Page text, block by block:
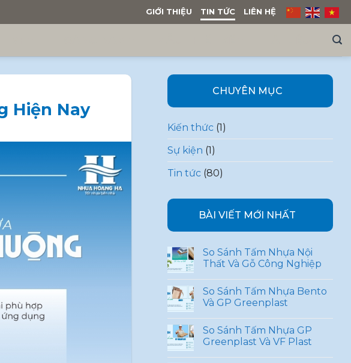
GIỚI THIỆU TIN TỨC LIÊN HỆ
Hiện Nay
CHUYÊN MỤC
Kiến thức (1)
Sự kiện (1)
Tin tức (80)
BÀI VIẾT MỚI NHẤT
So Sánh Tấm Nhựa Nội
Thất Và Gỗ Công Nghiệp
So Sánh Tấm Nhựa Bento
Và GP Greenplast
So Sánh Tấm Nhựa GP
Greenplast Và VF Plast